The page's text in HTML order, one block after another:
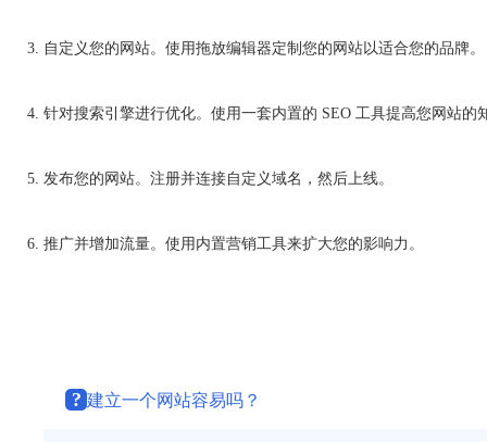
自定义您的网站。 使用拖放编辑器定制您的网站以适合您的品牌。
针对搜索引擎进行优化。 使用一套内置的 SEO 工具提高您网站的
发布您的网站。 注册并连接自定义域名，然后上线。
推广并增加流量。 使用内置营销工具来扩大您的影响力。
? 建立一个网站容易吗？